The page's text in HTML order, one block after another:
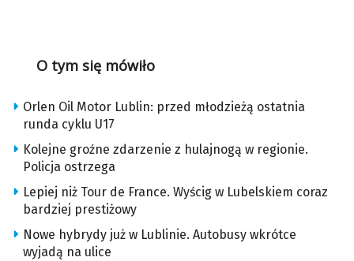
O tym się mówiło
Orlen Oil Motor Lublin: przed młodzieżą ostatnia
runda cyklu U17
Kolejne groźne zdarzenie z hulajnogą w regionie.
Policja ostrzega
Lepiej niż Tour de France. Wyścig w Lubelskiem coraz
bardziej prestiżowy
Nowe hybrydy już w Lublinie. Autobusy wkrótce
wyjadą na ulice